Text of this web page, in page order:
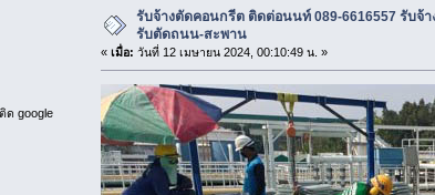
ด google
รับจ้างตัดคอนกรีต ติดต่อนนท์ 089-6616557 รับจ้
รับตัดถนน-สะพาน
« เมื่อ: วันที่ 12 เมษายน 2024, 00:10:49 น. »